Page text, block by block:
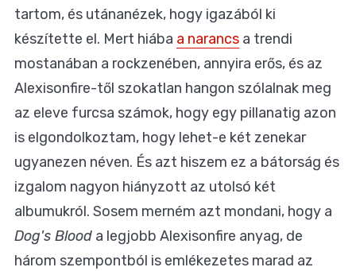
tartom, és utánanézek, hogy igazából ki
készítette el. Mert hiába a narancs a trendi
mostanában a rockzenében, annyira erős, és az
Alexisonfire-től szokatlan hangon szólalnak meg
az eleve furcsa számok, hogy egy pillanatig azon
is elgondolkoztam, hogy lehet-e két zenekar
ugyanezen néven. És azt hiszem ez a bátorság és
izgalom nagyon hiányzott az utolsó két
albumukról. Sosem merném azt mondani, hogy a
Dog's Blood a legjobb Alexisonfire anyag, de
három szempontból is emlékezetes marad az